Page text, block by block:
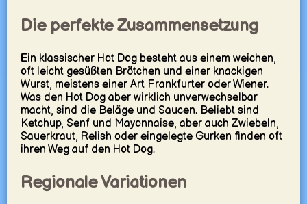
Die perfekte Zusammensetzung
Ein klassischer Hot Dog besteht aus einem weichen,
oft leicht gesüßten Brötchen und einer knackigen
Wurst, meistens einer Art Frankfurter oder Wiener.
Was den Hot Dog aber wirklich unverwechselbar
macht, sind die Beläge und Saucen. Beliebt sind
Ketchup, Senf und Mayonnaise, aber auch Zwiebeln,
Sauerkraut, Relish oder eingelegte Gurken finden oft
ihren Weg auf den Hot Dog.
Regionale Variationen